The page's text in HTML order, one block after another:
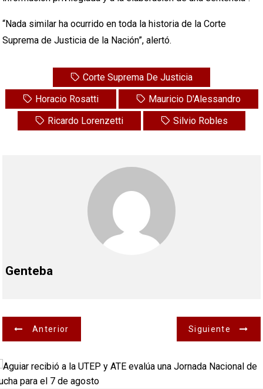
“Nada similar ha ocurrido en toda la historia de la Corte
Suprema de Justicia de la Nación”, alertó.
Corte Suprema De Justicia
Horacio Rosatti
Mauricio D'Alessandro
Ricardo Lorenzetti
Silvio Robles
Genteba
N
a
v
Anterior Siguiente